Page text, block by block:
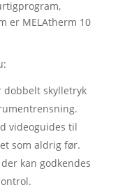
er MELAtherm 10
dobbelt skylletryk
videoguides til
som aldrig før.
kan godkendes